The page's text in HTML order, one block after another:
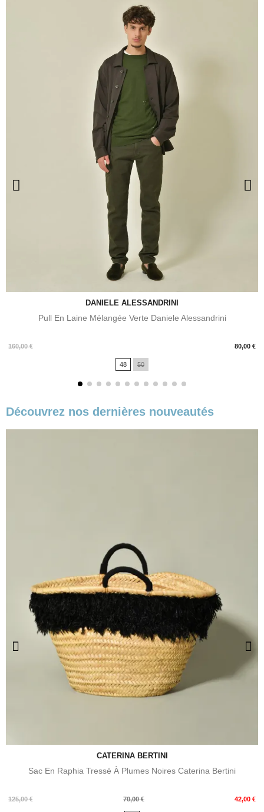
DANIELE ALESSANDRINI
Pull En Laine Mélangée Verte Daniele Alessandrini
160,00 € 80,00 €
Prix
48 50
Découvrez nos dernières nouveautés
CATERINA BERTINI
Sac En Raphia Tressé À Plumes Noires Caterina Bertini
125,00 €
Prix
70,00 € 42,00 €
Prix